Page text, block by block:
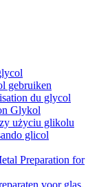
gebruiken
du glycol
Glykol
użyciu glikolu
glicol
Preparation for
voor glas,